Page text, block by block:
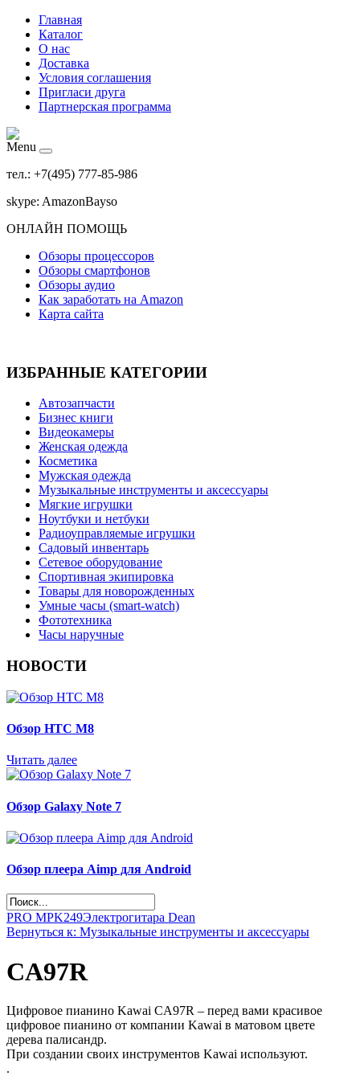
Главная
Каталог
О нас
Доставка
Условия соглашения
Пригласи друга
Партнерская программа
Menu
тел.: +7(495) 777-85-986
skype: AmazonBayso
ОНЛАЙН ПОМОЩЬ
Обзоры процессоров
Обзоры смартфонов
Обзоры аудио
Как заработать на Amazon
Карта сайта
ИЗБРАННЫЕ КАТЕГОРИИ
Автозапчасти
Бизнес книги
Видеокамеры
Женская одежда
Косметика
Мужская одежда
Музыкальные инструменты и аксессуары
Мягкие игрушки
Ноутбуки и нетбуки
Радиоуправляемые игрушки
Садовый инвентарь
Сетевое оборудование
Спортивная экипировка
Товары для новорожденных
Умные часы (smart-watch)
Фототехника
Часы наручные
НОВОСТИ
Обзор НТС М8
Читать далее
Обзор Galaxy Note 7
Обзор плеера Aimp для Android
PRO MPK249Электрогитара Dean
Вернуться к: Музыкальные инструменты и аксессуары
CA97R
Цифровое пианино Kawai CA97R – перед вами красивое
цифровое пианино от компании Kawai в матовом цвете
дерева палисандр.
При создании своих инструментов Kawai используют.
.